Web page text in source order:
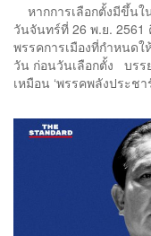
หากการเลือกตั้งมีขึ้นใ
วันจันทร์ที่ 26 พ.ย.
พรรคการเมืองที่กำหนดใ
วัน ก่อนวันเลือกตั้ง บรร
เหมือน ‘พรรคพลังประช